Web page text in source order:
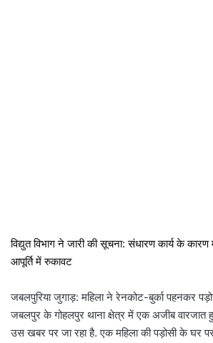
विद्युत विभाग ने जारी की सूचना: संधारण कार्य के कारण
आपूर्ति में रुकावट
जबलपुरिया जुगाड़: महिला ने रेनकोट-बुर्का पहनकर
जबलपुर के गोहलपुर थाना क्षेत्र में एक अजीब वारजात
उस खबर पर जा रहा है. एक महिला की पड़ोसी के घर